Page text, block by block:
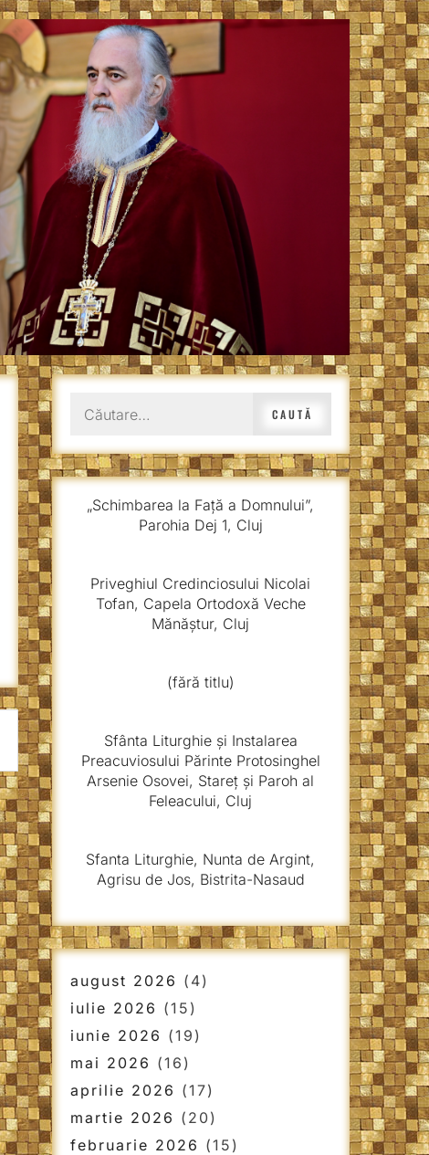
după:
„Schimbarea la Față a Domnului”,
Parohia Dej 1, Cluj
Priveghiul Credinciosului Nicolai
Tofan, Capela Ortodoxă Veche
Mănăștur, Cluj
(fără titlu)
Sfânta Liturghie și Instalarea
Preacuviosului Părinte Protosinghel
Arsenie Osovei, Stareț și Paroh al
Feleacului, Cluj
Sfanta Liturghie, Nunta de Argint,
Agrisu de Jos, Bistrita-Nasaud
august 2026 (4)
iulie 2026 (15)
iunie 2026 (19)
mai 2026 (16)
aprilie 2026 (17)
martie 2026 (20)
februarie 2026 (15)